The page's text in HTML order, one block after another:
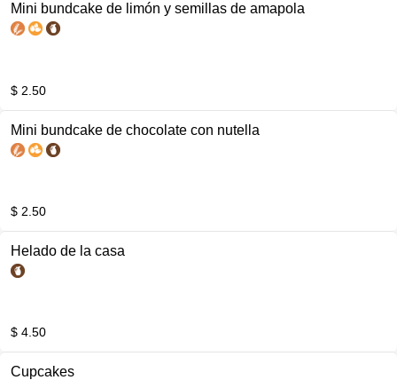
Mini bundcake de limón y semillas de amapola
$ 2.50
Mini bundcake de chocolate con nutella
$ 2.50
Helado de la casa
$ 4.50
Cupcakes